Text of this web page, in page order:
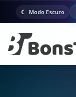
Modo Escuro